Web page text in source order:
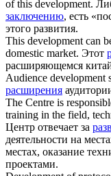
of this development.
заключению, есть
этого развития.
This developmentcan
domestic market. Этот
расширяющемся
Audience development
расширения
The Centre is
training in the field,
Центр отвечает за
деятельности на
местах, оказание
проектами.